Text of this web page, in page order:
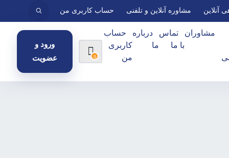
آنلاین مشاوره آنلاین و تلفنی حساب کاربری من
مشاوران
تماس
با ما
درباره
ما
حساب
کاربری
من
0
ورود و
عضویت